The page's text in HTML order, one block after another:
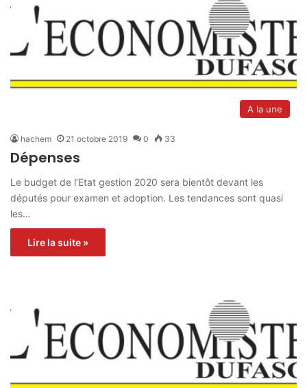
A la une
hachem 21 octobre 2019 0 33
Dépenses
Le budget de l’Etat gestion 2020 sera bientôt devant les
députés pour examen et adoption. Les tendances sont quasi
les…
Lire la suite »